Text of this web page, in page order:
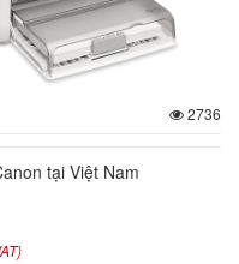
2736
tại Việt Nam